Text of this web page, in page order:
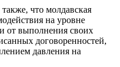
что молдавская
на уровне
от выполнения своих
договоренностей,
давления на